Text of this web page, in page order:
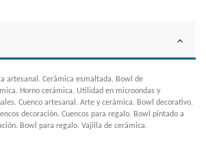
artesanal. Cerámica esmaltada. Bowl de
Horno cerámica. Utilidad en microondas y
Cuenco artesanal. Arte y cerámica. Bowl decorativo.
decoración. Cuencos para regalo. Bowl pintado a
Bowl para regalo. Vajilla de cerámica.